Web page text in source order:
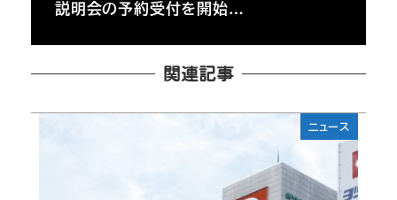
説明会の予約受付を開始…
関連記事
ニュース